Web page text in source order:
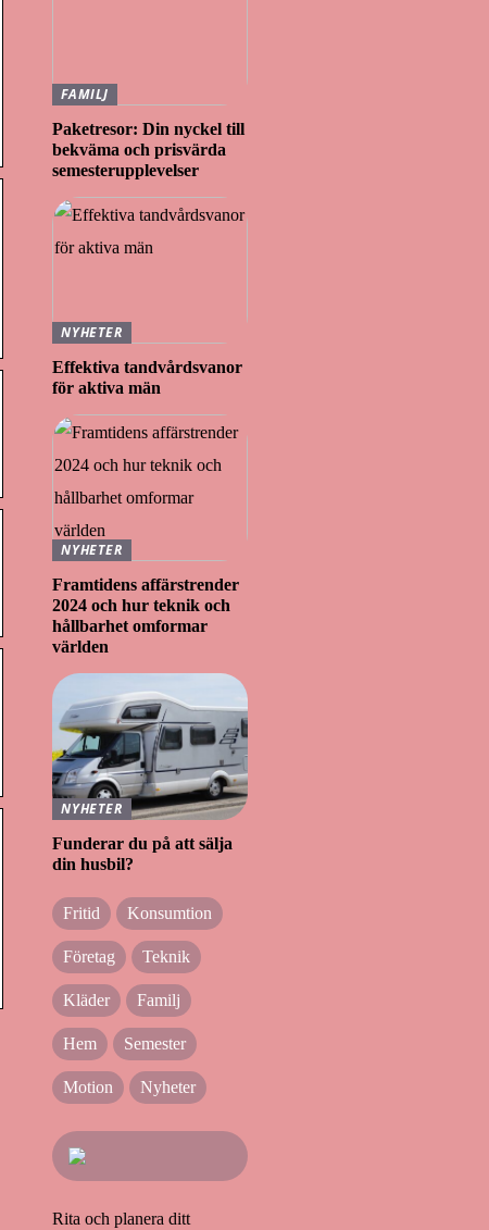
FAMILJ
Paketresor: Din nyckel till
bekväma och prisvärda
semesterupplevelser
NYHETER
Effektiva tandvårdsvanor
för aktiva män
NYHETER
Framtidens affärstrender
2024 och hur teknik och
hållbarhet omformar
världen
NYHETER
Funderar du på att sälja
din husbil?
Fritid Konsumtion
Företag Teknik
Kläder Familj
Hem Semester
Motion Nyheter
Rita och planera ditt